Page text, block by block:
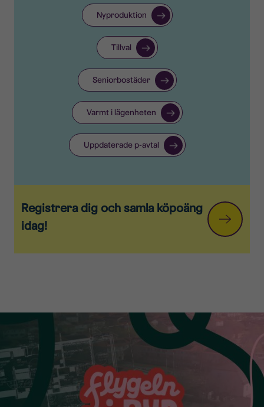
Nyproduktion
Tillval
Seniorbostäder
Varmt i lägenheten
Uppdaterade p-avtal
Registrera dig och samla köpoäng
idag!